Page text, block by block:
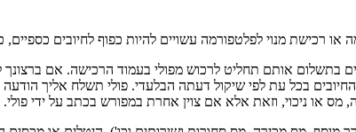
רכישת מנוי לפלטפורמה עשויים להיות כפוף לחיובים
בתשלום אותם תחליט לרכוש מפולי בעמוד הרכישה. אם
בכל עת לפי שיקול דעתה הבלעדי. פולי תשלח אליך הודעה
מס או ניכוי, וזאת אלא אם צוין אחרת במפורש בכתב על ידי פולי.